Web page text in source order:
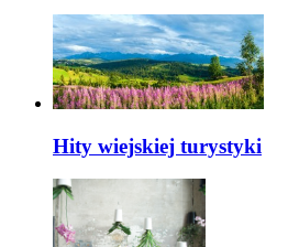
Hity wiejskiej turystyki